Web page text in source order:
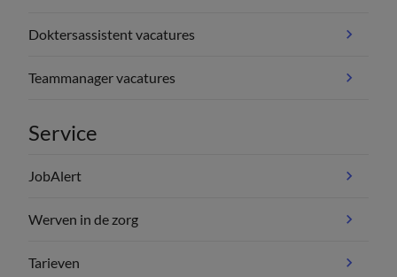
Doktersassistent vacatures
Teammanager vacatures
Service
JobAlert
Werven in de zorg
Tarieven